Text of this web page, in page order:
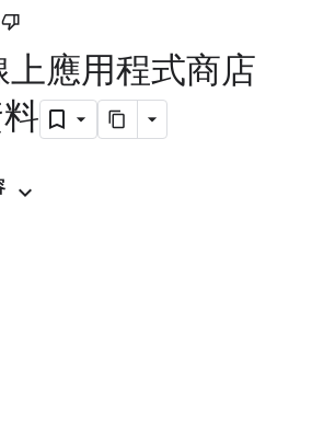
應用程式商店